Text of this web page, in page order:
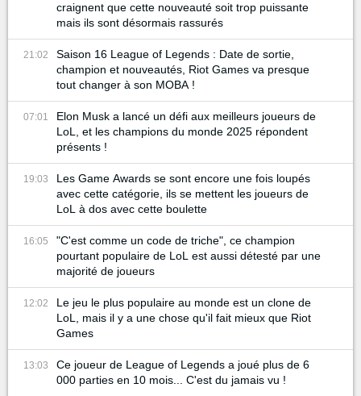
craignent que cette nouveauté soit trop puissante
mais ils sont désormais rassurés
21:02
Saison 16 League of Legends : Date de sortie,
champion et nouveautés, Riot Games va presque
tout changer à son MOBA !
07:01
Elon Musk a lancé un défi aux meilleurs joueurs de
LoL, et les champions du monde 2025 répondent
présents !
19:03
Les Game Awards se sont encore une fois loupés
avec cette catégorie, ils se mettent les joueurs de
LoL à dos avec cette boulette
16:05
"C'est comme un code de triche", ce champion
pourtant populaire de LoL est aussi détesté par une
majorité de joueurs
12:02
Le jeu le plus populaire au monde est un clone de
LoL, mais il y a une chose qu'il fait mieux que Riot
Games
13:03
Ce joueur de League of Legends a joué plus de 6
000 parties en 10 mois... C'est du jamais vu !